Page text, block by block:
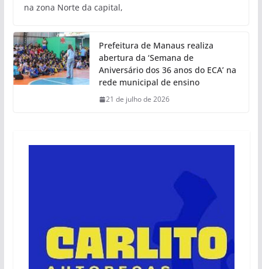
na zona Norte da capital,
Prefeitura de Manaus realiza
abertura da ‘Semana de
Aniversário dos 36 anos do ECA’ na
rede municipal de ensino
21 de julho de 2026